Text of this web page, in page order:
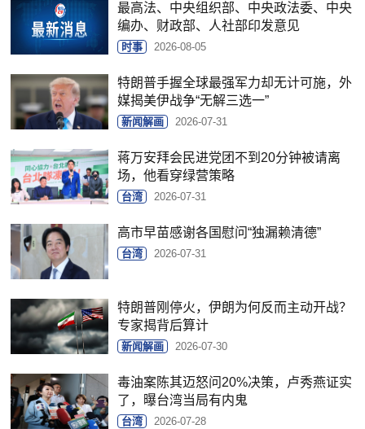
最高法、中央组织部、中央政法委、中央
编办、财政部、人社部印发意见
时事 2026-08-05
特朗普手握全球最强军力却无计可施，外
媒揭美伊战争“无解三选一”
新闻解画 2026-07-31
蒋万安拜会民进党团不到20分钟被请离
场，他看穿绿营策略
台湾 2026-07-31
高市早苗感谢各国慰问“独漏赖清德”
台湾 2026-07-31
特朗普刚停火，伊朗为何反而主动开战？
专家揭背后算计
新闻解画 2026-07-30
毒油案陈其迈怒问20%决策，卢秀燕证实
了，曝台湾当局有内鬼
台湾 2026-07-28